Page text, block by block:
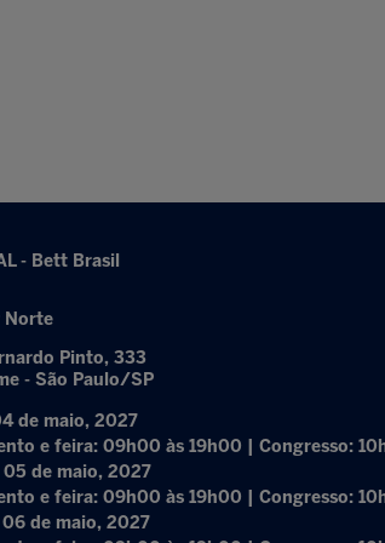
- Bett Brasil
Norte
Pinto, 333
- São Paulo/SP
de maio, 2027
e feira: 09h00 às 19h00 | Congresso:
de maio, 2027
e feira: 09h00 às 19h00 | Congresso:
de maio, 2027